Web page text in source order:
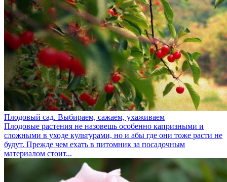
Плодовый сад. Выбираем, сажаем, ухаживаем
Плодовые растения не назовешь особенно капризными и
сложными в уходе культурами, но и абы где они тоже расти не
будут. Прежде чем ехать в питомник за посадочным
материалом стоит...